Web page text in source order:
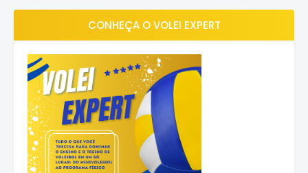
CONHEÇA O VOLEI EXPERT